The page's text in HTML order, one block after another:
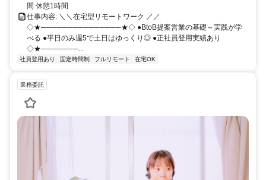
間 休憩1時間
仕事内容: ＼＼在宅型リモートワーク ／／
◇★───────────────★◇ ●BtoB提案営業の基礎～実践が学
べる ●平日のみ週5で土日はゆっくり◎ ●正社員登用実績あり
◇★───────...
社員登用あり 固定時間制 フルリモート 在宅OK
業務委託